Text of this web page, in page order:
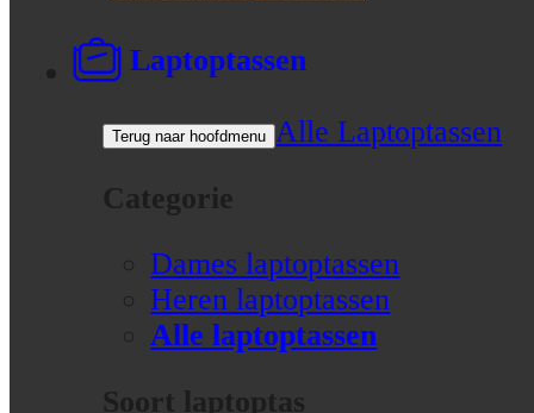
Laptoptassen
Terug naar hoofdmenu Alle Laptoptassen
Categorie
Dames laptoptassen
Heren laptoptassen
Alle laptoptassen
Soort laptoptas